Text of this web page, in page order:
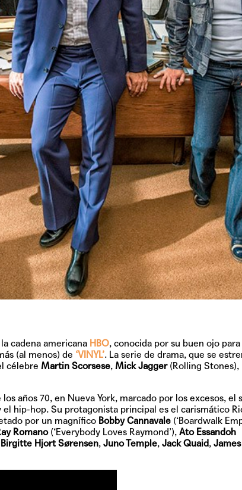
cadena americana HBO, conocida por su buen ojo para
(al menos) de ‘VINYL’. La serie de drama, que se
célebre Martin Scorsese,Mick Jagger (Rolling Stones),
años 70, en Nueva York, marcado por los excesos, el
hip-hop. Su protagonista principal es el carismático
por un magnífico Bobby Cannavale(‘Boardwalk
Romano (‘Everybody Loves Raymond’), Ato Essandoh
Birgitte Hjort Sørensen, Juno Temple, Jack Quaid,